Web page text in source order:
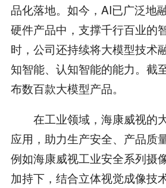
品化落地。如今，AI已广泛地
硬件产品中，支撑千行百业的
时，公司还持续将大模型技术
知智能、认知智能的能力。截
布数百款大模型产品。
在工业领域，海康威视的
应用，助力生产安全、产品质
例如海康威视工业安全系列摄
加持下，结合立体视觉成像技